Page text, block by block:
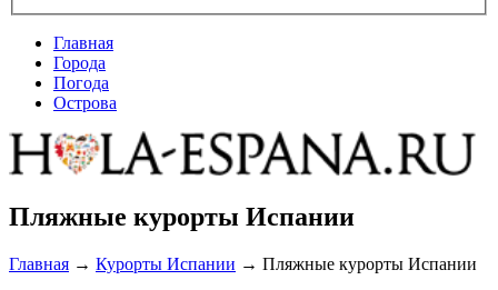
Главная
Города
Погода
Острова
Пляжные курорты Испании
Главная → Курорты Испании → Пляжные курорты Испании